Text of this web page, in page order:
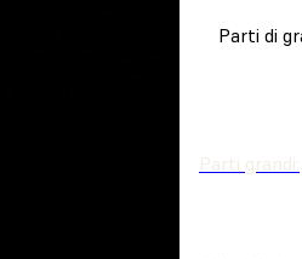
Parti di
Parti grandi: